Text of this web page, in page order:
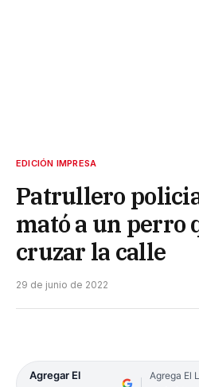
EDICIÓN IMPRESA
Patrullero
mató a un perro
cruzar la calle
29 de junio de 2022
Agregar El
Agrega El